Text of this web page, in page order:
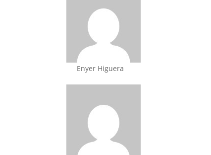
Enyer Higuera